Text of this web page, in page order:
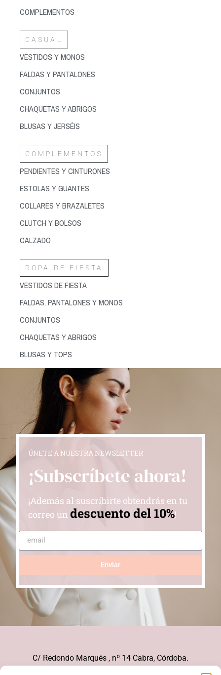
COMPLEMENTOS
CASUAL
VESTIDOS Y MONOS
FALDAS Y PANTALONES
CONJUNTOS
CHAQUETAS Y ABRIGOS
BLUSAS Y JERSÉIS
COMPLEMENTOS
PENDIENTES Y CINTURONES
ESTOLAS Y GUANTES
COLLARES Y BRAZALETES
CLUTCH Y BOLSOS
CALZADO
ROPA DE FIESTA
VESTIDOS DE FIESTA
FALDAS, PANTALONES Y MONOS
CONJUNTOS
CHAQUETAS Y ABRIGOS
BLUSAS Y TOPS
ÚNETE A NUESTRA NEWSLETTER
¡Subscríbete ahora!
¡Además al suscribirte obtendrás en tu
correo un descuento del 10%!
Enviar
C/ Redondo Marqués , nº 14 Cabra, Córdoba.